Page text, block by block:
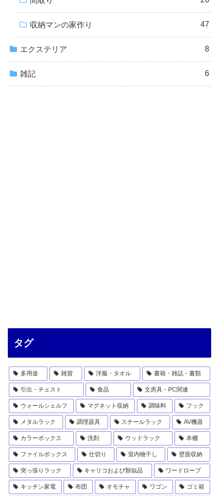
収納マンの家作り 47
エクステリア 8
雑記 6
タグ
多用途 雑貨 洋服・タオル 書籍・雑誌・書類
引出・チェスト 食品 文房具・PC関連
ウォールシェルフ マグネット収納 調味料 フック
メタルラック 調理器具 スチールラック AV機器
カラーボックス 洗剤 ウッドラック 本棚
ファイルボックス 仕切り 室内物干し 壁面収納
突っ張りラック キャリコおよび類似品 ワードローブ
キッチン家電 布団 オモチャ ワゴン ゴミ箱